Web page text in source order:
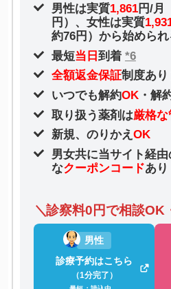
男性は実質1,861円/月
円）、女性は実質
約76円）から始められ
最短当日到着 *6
全額返金保証制度あり
いつでも解約OK・解
取り扱う薬剤は厳格
新規、のりかえ OK
男女共に当サイト経
なクーポンコードあり
診察料0円で相談OK
男性
診療予約はこちら
（1分完了）